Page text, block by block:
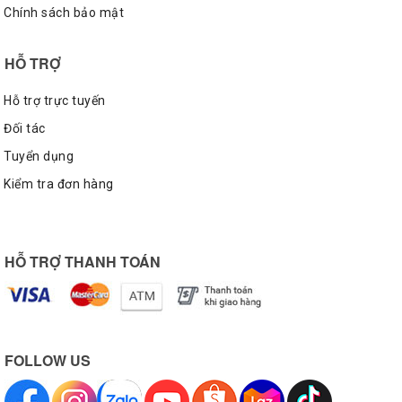
Nguồn: sưu tầm
Bên cạnh độ bền ấn tượng, Cordura® còn có khả năng giữ
khó bám vào, dễ dàng lau sạch bằng khăn ẩm, cực kỳ phù hợp
với những bạn trẻ yêu thích phong cách năng động nhưng vẫn
Chính sách bảo mật
HỖ TRỢ
Hỗ trợ trực tuyến
Đối tác
Tuyển dụng
Kiểm tra đơn hàng
HỖ TRỢ THANH TOÁN
FOLLOW US